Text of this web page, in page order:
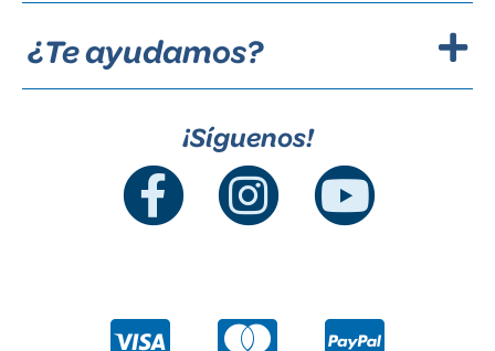
¿Te ayudamos?
¡Síguenos!